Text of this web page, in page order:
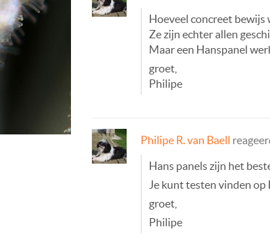
Hoeveel concreet bewijs
Ze zijn echter allen
Maar een Hanspanel
groet,
Philipe
Philipe R. van Baell
Hans panels zijn het
Je kunt testen vinden op
groet,
Philipe